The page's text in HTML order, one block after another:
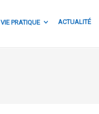
VIE PRATIQUE ACTUALITÉ